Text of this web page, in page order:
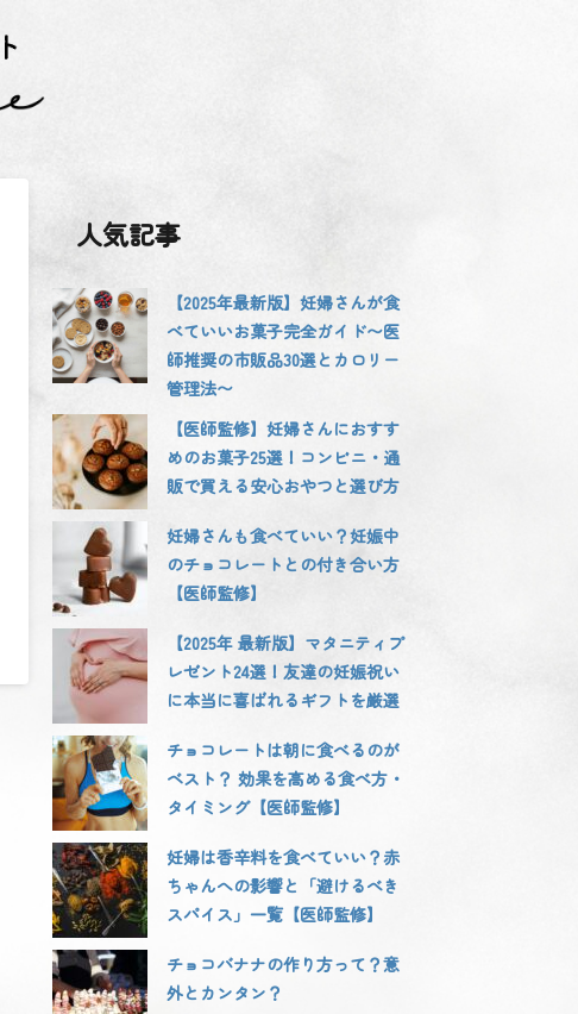
人気記事
【2025年最新版】妊婦さんが食
べていいお菓子完全ガイド〜医
師推奨の市販品30選とカロリー
管理法〜
【医師監修】妊婦さんにおすす
めのお菓子25選！コンビニ・通
販で買える安心おやつと選び方
妊婦さんも食べていい？妊娠中
のチョコレートとの付き合い方
【医師監修】
【2025年 最新版】マタニティプ
レゼント24選！友達の妊娠祝い
に本当に喜ばれるギフトを厳選
チョコレートは朝に食べるのが
ベスト？ 効果を高める食べ方・
タイミング【医師監修】
妊婦は香辛料を食べていい？赤
ちゃんへの影響と「避けるべき
スパイス」一覧【医師監修】
チョコバナナの作り方って？意
外とカンタン？